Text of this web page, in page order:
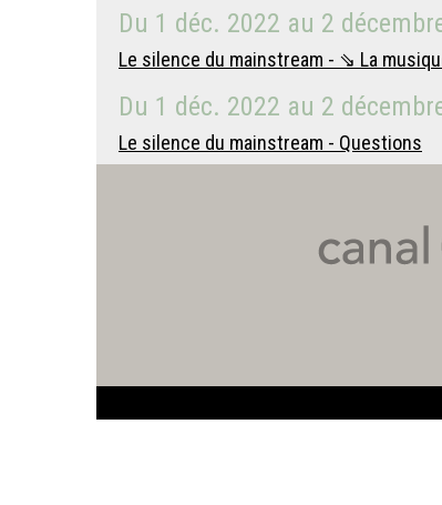
Du 1 déc. 2022 au 2
Le silence du mainstream - ⇘ La
Du 1 déc. 2022 au 2
Le silence du mainstream - Questions